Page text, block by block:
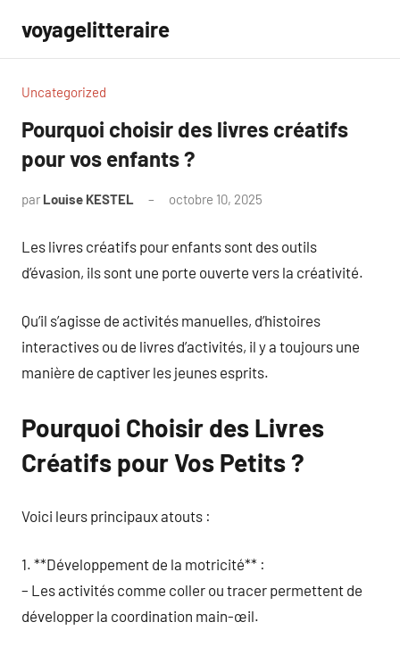
contenu
voyagelitteraire
Uncategorized
Pourquoi choisir des livres créatifs
pour vos enfants ?
par Louise KESTEL octobre 10, 2025
Les livres créatifs pour enfants sont des outils
d’évasion, ils sont une porte ouverte vers la créativité.
Qu’il s’agisse de activités manuelles, d’histoires
interactives ou de livres d’activités, il y a toujours une
manière de captiver les jeunes esprits.
Pourquoi Choisir des Livres
Créatifs pour Vos Petits ?
Voici leurs principaux atouts :
1. **Développement de la motricité** :
– Les activités comme coller ou tracer permettent de
développer la coordination main-œil.